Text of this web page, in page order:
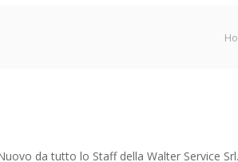
da tutto lo Staff della Walter Service